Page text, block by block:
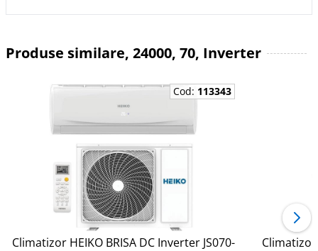
Produse similare, 24000, 70, Inverter
Cod: 113343
Climatizor HEIKO BRISA DC Inverter JS070-